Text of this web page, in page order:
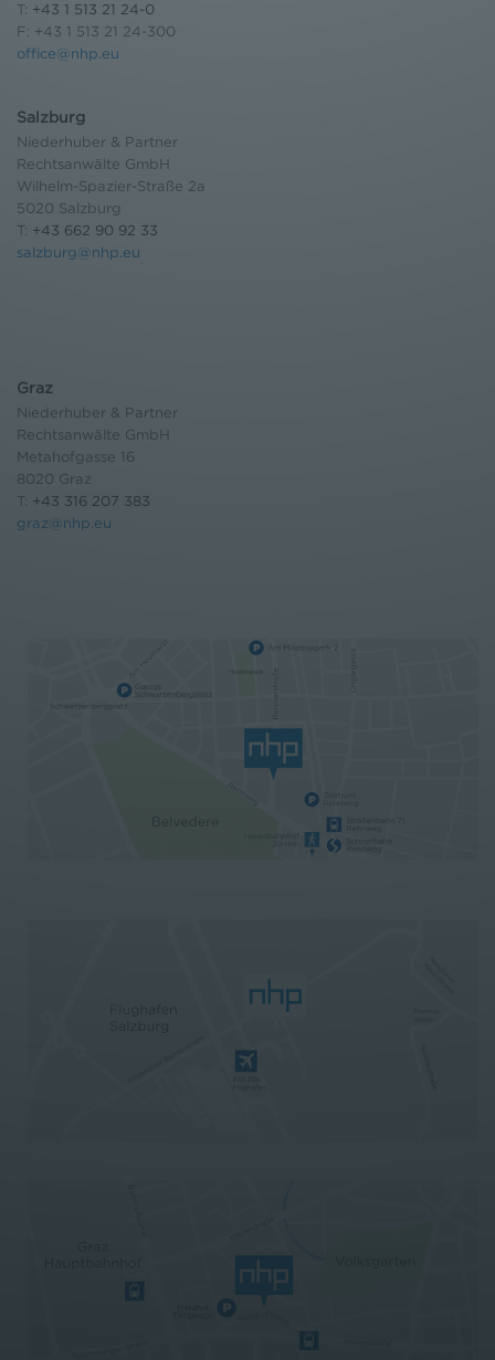
T: +43 1 513 21 24-0
F: +43 1 513 21 24-300
office@nhp.eu
Salzburg
Niederhuber & Partner
Rechtsanwälte GmbH
Wilhelm-Spazier-Straße 2a
5020 Salzburg
T: +43 662 90 92 33
salzburg@nhp.eu
Graz
Niederhuber & Partner
Rechtsanwälte GmbH
Metahofgasse 16
8020 Graz
T: +43 316 207 383
graz@nhp.eu